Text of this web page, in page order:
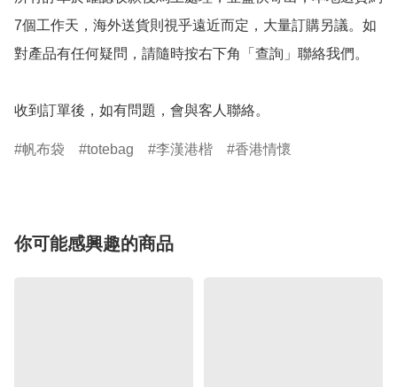
7個工作天，海外送貨則視乎遠近而定，大量訂購另議。如
對產品有任何疑問，請隨時按右下角「查詢」聯絡我們。
收到訂單後，如有問題，會與客人聯絡。
帆布袋 totebag 李漢港楷 香港情懷
你可能感興趣的商品